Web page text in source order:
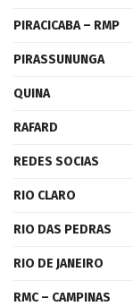
PIRACICABA – RMP
PIRASSUNUNGA
QUINA
RAFARD
REDES SOCIAS
RIO CLARO
RIO DAS PEDRAS
RIO DE JANEIRO
RMC – CAMPINAS